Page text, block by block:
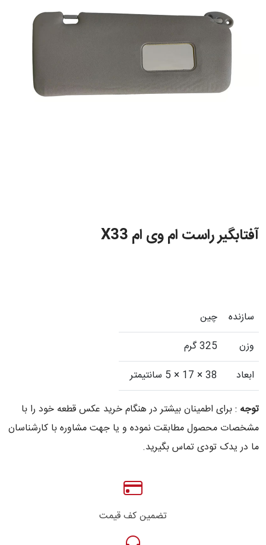
آفتابگیر راست ام وی ام X33
سازنده
چین
وزن
325 گرم
ابعاد
38 × 17 × 5 سانتیمتر
توجه : برای اطمینان بیشتر در هنگام خرید عکس قطعه خود را با
مشخصات محصول مطابقت نموده و یا جهت مشاوره با کارشناسان
ما در یدک تودی تماس بگیرید.
تضمین کف قیمت